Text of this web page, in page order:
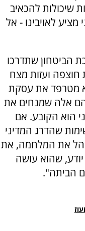
שיכולות להכאיב
מציע לאויבינו - אל
הביטחון שתדרכו
חוצפה ועזות מצח
מטרפד את עסקת
אלה שמנחים את
הוא הקובע. אם
שהדרג המדיני
את המלחמה, את
שהוא עושה
הביתה".